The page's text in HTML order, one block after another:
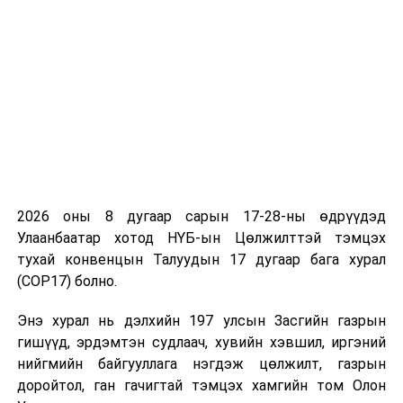
2026 оны 8 дугаар сарын 17-28-ны өдрүүдэд
Улаанбаатар хотод НҮБ-ын Цөлжилттэй тэмцэх
тухай конвенцын Талуудын 17 дугаар бага хурал
(COP17) болно.
Энэ хурал нь дэлхийн 197 улсын Засгийн газрын
гишүүд, эрдэмтэн судлаач, хувийн хэвшил, иргэний
нийгмийн байгууллага нэгдэж цөлжилт, газрын
доройтол, ган гачигтай тэмцэх хамгийн том Олон